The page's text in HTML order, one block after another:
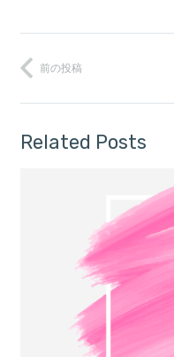
前の投稿
Related Posts